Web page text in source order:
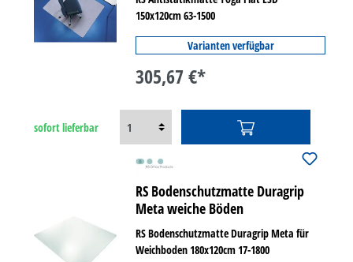
150x120cm 63-1500
Varianten verfügbar
305,67 €*
sofort lieferbar
RS Bodenschutzmatte Duragrip
Meta weiche Böden
RS Bodenschutzmatte Duragrip Meta für
Weichboden 180x120cm 17-1800